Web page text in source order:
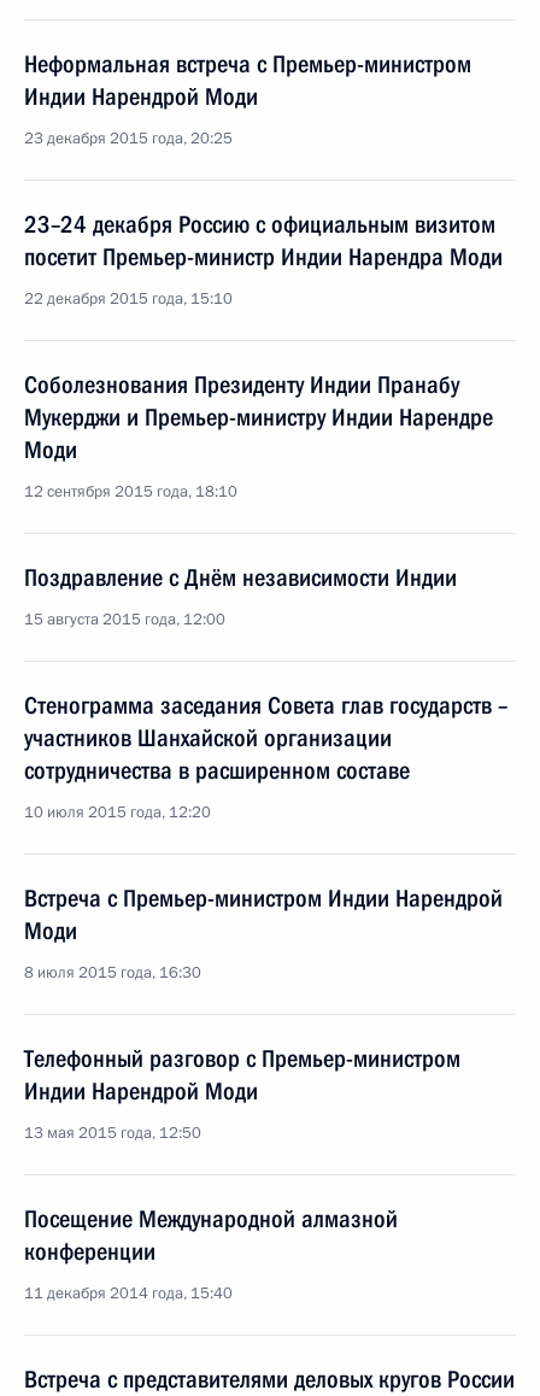
Неформальная встреча с Премьер-министром
Индии Нарендрой Моди
23 декабря 2015 года, 20:25
23–24 декабря Россию с официальным визитом
посетит Премьер-министр Индии Нарендра Моди
22 декабря 2015 года, 15:10
Соболезнования Президенту Индии Пранабу
Мукерджи и Премьер-министру Индии Нарендре
Моди
12 сентября 2015 года, 18:10
Поздравление с Днём независимости Индии
15 августа 2015 года, 12:00
Стенограмма заседания Совета глав государств –
участников Шанхайской организации
сотрудничества в расширенном составе
10 июля 2015 года, 12:20
Встреча с Премьер-министром Индии Нарендрой
Моди
8 июля 2015 года, 16:30
Телефонный разговор с Премьер-министром
Индии Нарендрой Моди
13 мая 2015 года, 12:50
Посещение Международной алмазной
конференции
11 декабря 2014 года, 15:40
Встреча с представителями деловых кругов России